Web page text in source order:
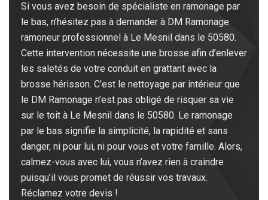
Si vous avez besoin de spécialiste en ramonage par
le bas, n’hésitez pas à demander à DM Ramonage
ramoneur professionnel à Le Mesnil dans le 50580.
Cette intervention nécessite une brosse afin d’enlever
les saletés de votre conduit en grattant avec la
brosse hérisson. C’est le nettoyage par intérieur que
le DM Ramonage n’est pas obligé de risquer sa vie
sur le toit à Le Mesnil dans le 50580. Le ramonage
par le bas signifie la simplicité, la rapidité et sans
danger, ni pour lui, ni pour vous et votre famille. Alors,
calmez-vous avec lui, vous n’avez rien à craindre
puisqu’il vous promet de réussir vos travaux.
Réclamez votre devis !